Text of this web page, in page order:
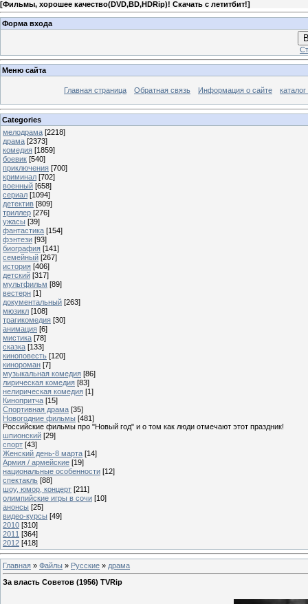
[Фильмы, хорошее качество(DVD,BD,HDRip)! Скачать с летитбит!]
Форма входа
Меню сайта
Главная страница Обратная связь Информация о сайте
Categories
мелодрама [2218]
драма [2373]
комедия [1859]
боевик [540]
приключения [700]
криминал [702]
военный [658]
сериал [1094]
детектив [809]
триллер [276]
ужасы [39]
фантастика [154]
фэнтези [93]
биография [141]
семейный [267]
история [406]
детский [317]
мультфильм [89]
вестерн [1]
документальный [263]
мюзикл [108]
трагикомедия [30]
анимация [6]
мистика [78]
сказка [133]
киноповесть [120]
кинороман [7]
музыкальная комедия [86]
лирическая комедия [83]
нелирическая комедия [1]
Кинопритча [15]
Спортивная драма [35]
Новогодние фильмы [481]
Российские фильмы про "Новый год" и о том как люди отмечают этот праздник!
шпионский [29]
спорт [43]
Женский день-8 марта [14]
Армия / армейские [19]
национальные особенности [12]
спектакль [88]
шоу, юмор, концерт [211]
олимпийские игры в сочи [10]
анонсы [25]
видео-курсы [49]
2010 [310]
2011 [364]
2012 [418]
Главная » Файлы » Русские » драма
За власть Советов (1956) TVRip